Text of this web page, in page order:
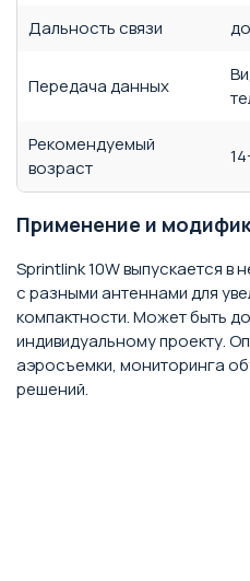
Дальность связи
Передача данных
Рекомендуемый
возраст
Применение и
Sprintlink 10W выпускается в
с разными антеннами для
компактности. Может быть
индивидуальному проекту.
аэросъемки, мониторинга
решений.